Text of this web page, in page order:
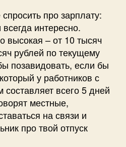
про зарплату:
интересно.
высокая – от 10 тысяч
рублей по текущему
позавидовать, если бы
у работников с
всего 5 дней
местные,
на связи и
про твой отпуск